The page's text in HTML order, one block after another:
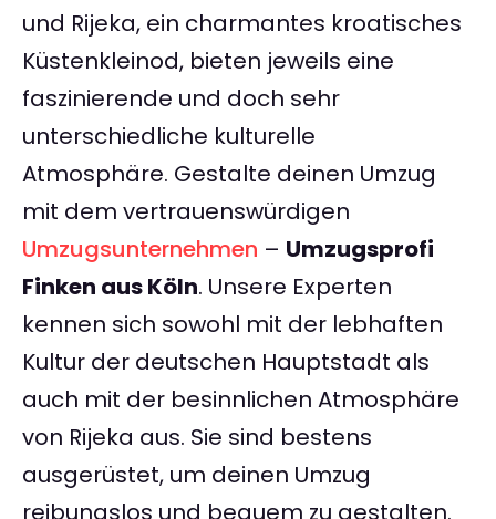
und Rijeka, ein charmantes kroatisches
Küstenkleinod, bieten jeweils eine
faszinierende und doch sehr
unterschiedliche kulturelle
Atmosphäre. Gestalte deinen Umzug
mit dem vertrauenswürdigen
Umzugsunternehmen – Umzugsprofi
Finken aus Köln. Unsere Experten
kennen sich sowohl mit der lebhaften
Kultur der deutschen Hauptstadt als
auch mit der besinnlichen Atmosphäre
von Rijeka aus. Sie sind bestens
ausgerüstet, um deinen Umzug